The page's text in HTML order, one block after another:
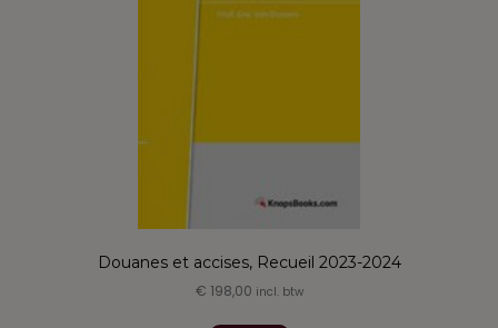
Douanes et accises, Recueil 2023-2024
€ 198,00 incl. btw